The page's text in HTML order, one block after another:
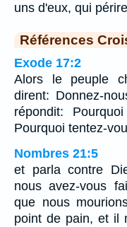
uns d'eux, qui
Références
Exode 17:2
Alors le peuple
dirent: Donnez-
répondit:
Pourquoi tentez-
Nombres 21:5
et parla contre
nous avez-vous
que nous
point de pain, et il